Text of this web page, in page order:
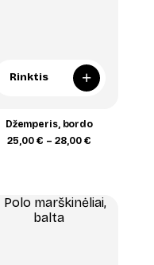
Rinktis +
Džemperis, bordo
25,00 € – 28,00 €Price